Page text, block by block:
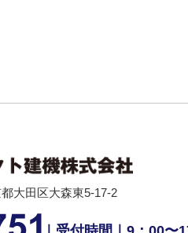
大田区大森東5-17-2